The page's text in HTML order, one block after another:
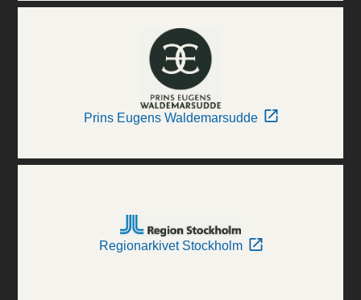
Prins Eugens Waldemarsudde
Regionarkivet Stockholm